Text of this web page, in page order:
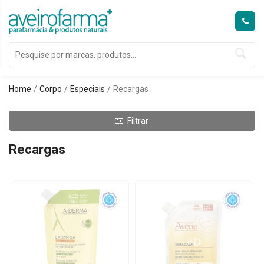
Home Corpo Especiais Recargas
Filtrar
Recargas